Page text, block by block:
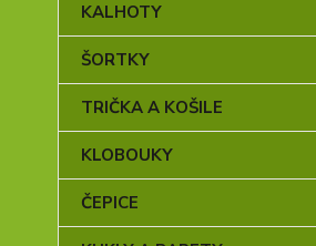
KALHOTY
ŠORTKY
TRIČKA A KOŠILE
KLOBOUKY
ČEPICE